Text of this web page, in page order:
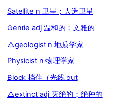
Satellite n 卫星；人造卫星
Gentle adj 温和的；文雅的
△geologist n 地质学家
Physicist n 物理学家
Block 挡住（光线 out
△extinct adj 灭绝的；绝种的